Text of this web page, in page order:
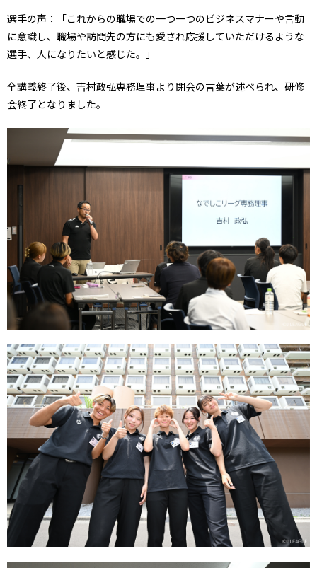
選手の声：「これからの職場での一つ一つのビジネスマナーや言動
に意識し、職場や訪問先の方にも愛され応援していただけるような
選手、人になりたいと感じた。」
全講義終了後、吉村政弘専務理事より閉会の言葉が述べられ、研修
会終了となりました。